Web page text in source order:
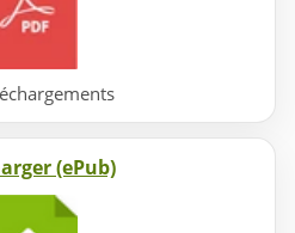
(ePub)